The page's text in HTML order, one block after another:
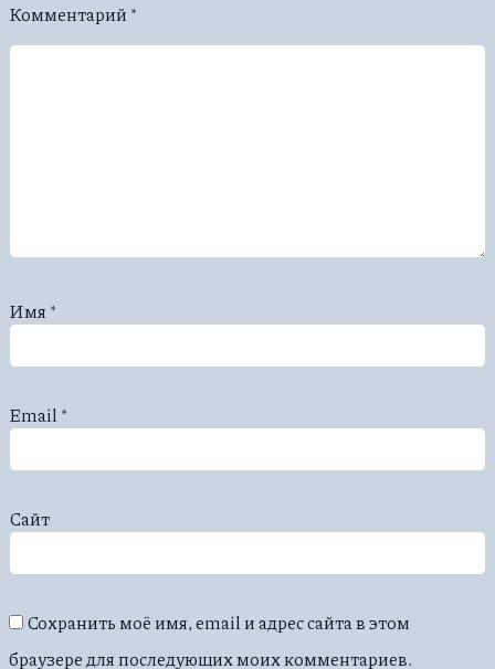
Комментарий *
Имя *
Email *
Сайт
Сохранить моё имя, email и адрес сайта в этом
браузере для последующих моих комментариев.